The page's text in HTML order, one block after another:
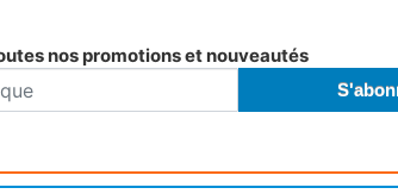
nos promotions et nouveautés